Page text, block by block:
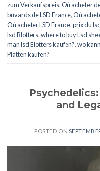
zum Verkaufspreis,Où acheter
buvards de LSD France,Où
Où acheter LSD France,prix du
lsd Blotters,where to buy Lsd
man lsd Blotters kaufen?,wo
Platten kaufen?
and
POSTED ON